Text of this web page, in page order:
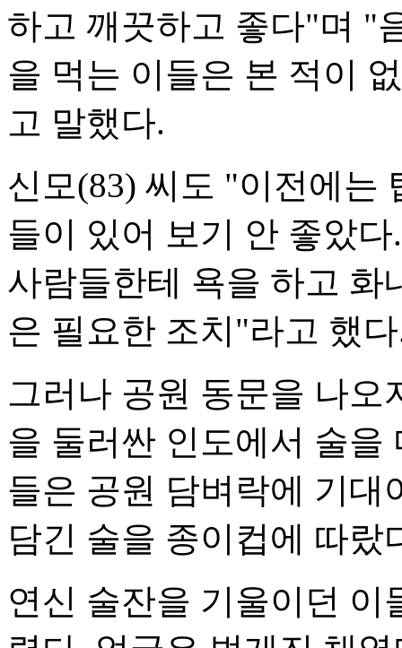
하고 깨끗하고 좋다"며 "
을 먹는 이들은 본 적이
고 말했다.
신모(83) 씨도 "이전에는
들이 있어 보기 안 좋았
사람들한테 욕을 하고
은 필요한 조치"라고 했
그러나 공원 동문을 나오
을 둘러싼 인도에서 술을
들은 공원 담벼락에 기대
담긴 술을 종이컵에 따랐
연신 술잔을 기울이던 이